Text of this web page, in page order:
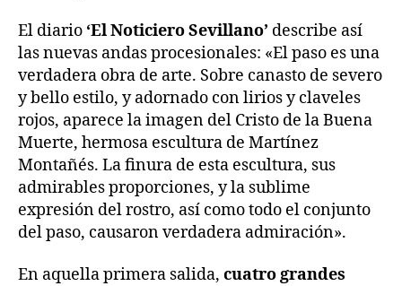
El diario ‘El Noticiero Sevillano’ describe así
las nuevas andas procesionales: «El paso es una
verdadera obra de arte. Sobre canasto de severo
y bello estilo, y adornado con lirios y claveles
rojos, aparece la imagen del Cristo de la Buena
Muerte, hermosa escultura de Martínez
Montañés. La finura de esta escultura, sus
admirables proporciones, y la sublime
expresión del rostro, así como todo el conjunto
del paso, causaron verdadera admiración».
En aquella primera salida, cuatro grandes